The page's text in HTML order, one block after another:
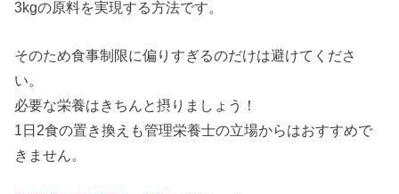
3kgの原料を実現する方法です。
そのため食事制限に偏りすぎるのだけは避けてくださ
い。
必要な栄養はきちんと摂りましょう！
1日2食の置き換えも管理栄養士の立場からはおすすめで
きません。